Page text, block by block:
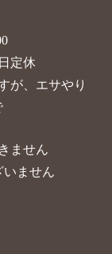
定休
が、 エサやり
ません
ません